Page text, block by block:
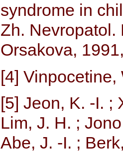
syndrome in
Zh. Nevropatol.
Orsakova,
[4]
[5] Jeon, K. -I. ;
Lim, J. H. ;
Abe, J. -I. ;